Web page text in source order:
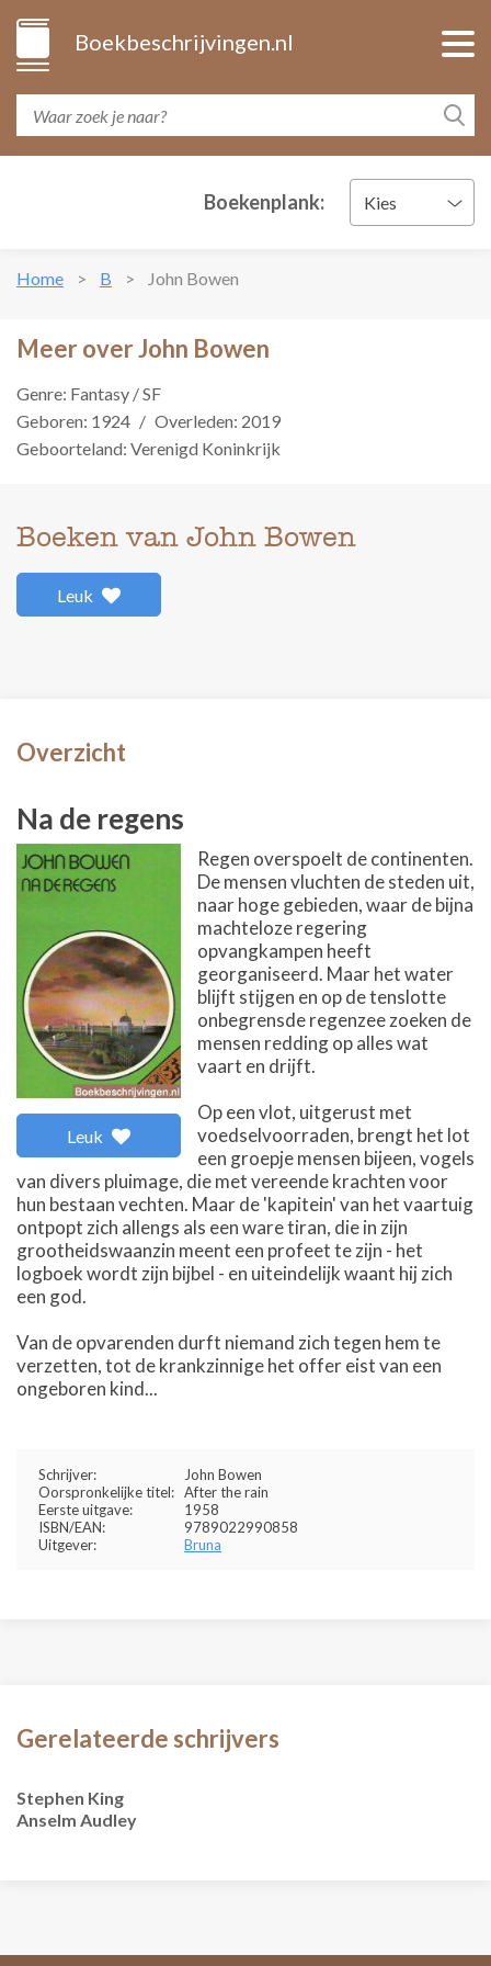
Boekbeschrijvingen.nl
Boekenplank: Kies
Home B John Bowen
Meer over John Bowen
Genre: Fantasy / SF
Geboren: 1924 / Overleden: 2019
Geboorteland: Verenigd Koninkrijk
Boeken van John Bowen
Leuk
Overzicht
Na de regens
Leuk
Regen overspoelt de continenten.
De mensen vluchten de steden uit,
naar hoge gebieden, waar de bijna
machteloze regering
opvangkampen heeft
georganiseerd. Maar het water
blijft stijgen en op de tenslotte
onbegrensde regenzee zoeken de
mensen redding op alles wat
vaart en drijft.
Op een vlot, uitgerust met
voedselvoorraden, brengt het lot
een groepje mensen bijeen, vogels
van divers pluimage, die met vereende krachten voor
hun bestaan vechten. Maar de 'kapitein' van het vaartuig
ontpopt zich allengs als een ware tiran, die in zijn
grootheidswaanzin meent een profeet te zijn - het
logboek wordt zijn bijbel - en uiteindelijk waant hij zich
een god.
Van de opvarenden durft niemand zich tegen hem te
verzetten, tot de krankzinnige het offer eist van een
ongeboren kind...
Schrijver:
John Bowen
Oorspronkelijke titel: After the rain
Eerste uitgave:
1958
ISBN/EAN:
9789022990858
Uitgever:
Bruna
Gerelateerde schrijvers
Stephen King
Anselm Audley